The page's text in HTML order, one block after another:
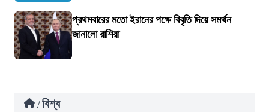
প্রথমবারের মতো ইরানের পক্ষে বিবৃতি দিয়ে সমর্থন
জানালো রাশিয়া
/ বিশ্ব